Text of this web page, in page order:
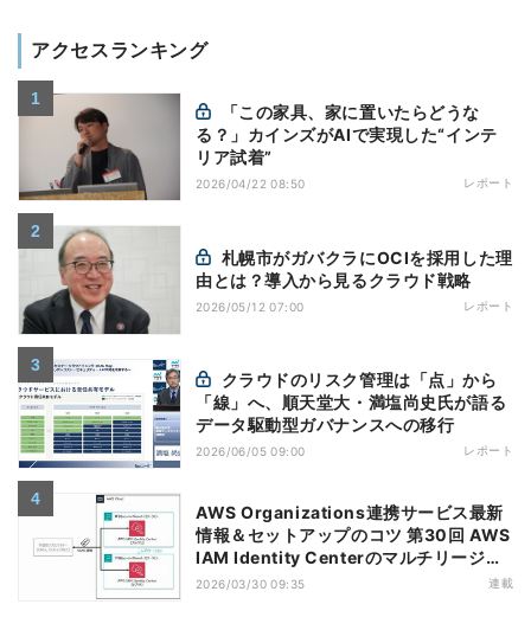
アクセスランキング
る？」カインズがAIで実現した“インテ
リア試着”
2026/04/22 08:50 レポート
由とは？導入から見るクラウド戦略
2026/05/12 07:00 レポート
「線」へ、順天堂大・満塩尚史氏が語る
データ駆動型ガバナンスへの移行
2026/06/05 09:00 レポート
AWS Organizations連携サービス最新
情報＆セットアップのコツ 第30回 AWS
IAM Identity Centerのマルチリージョ
ンレプリケーション機能のポイント
2026/03/30 09:35 連載